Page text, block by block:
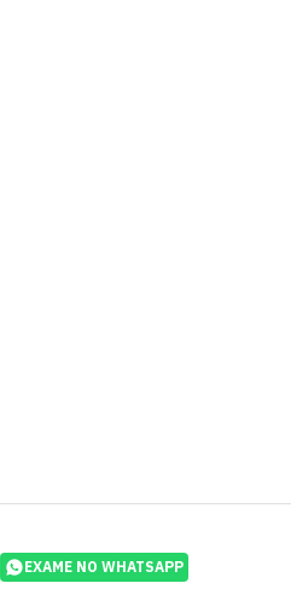
EXAME NO WHATSAPP